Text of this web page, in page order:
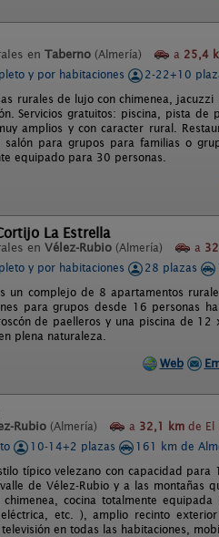
en Taberno (Almería) a 25,4
y por habitaciones
2-22+10
rurales de lujo con chimenea,
Servicios gratuitos: piscina, pista
amplios y con caracter rural.
salón para grupos para familias o
equipado para 30 personas.
La Estrella
en Vélez-Rubio (Almería) a
y por habitaciones
28 plazas
un complejo de 8 apartamentos
para grupos desde 16 personas
de paelleros y una piscina de
plena naturaleza.
Web
Rubio (Almería) a 32,1 km de El
10-14+2 plazas 161 km de
típico velezano con capacidad
de Vélez-Rubio y a las
chimenea, cocina totalmente
etc. ), amplio recinto
en todas las habitaciones,